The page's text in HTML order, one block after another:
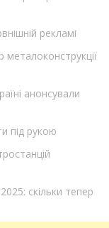
рекламі
металоконструкції
анонсували
під рукою
скільки тепер